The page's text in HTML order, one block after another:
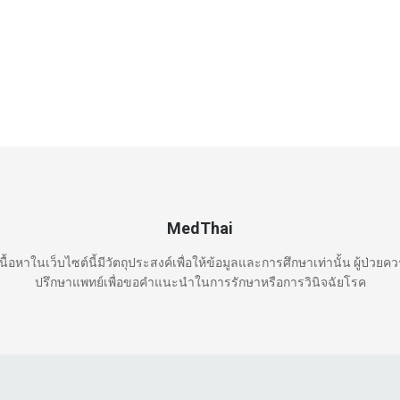
MedThai
อหาในเว็บไซต์นี้มีวัตถุประสงค์เพื่อให้ข้อมูลและการศึกษาเท่านั้น ผู้ป่วยค
ปรึกษาแพทย์เพื่อขอคำแนะนำในการรักษาหรือการวินิจฉัยโรค